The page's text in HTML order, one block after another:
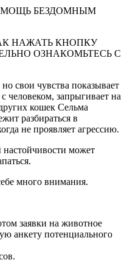
БЕЗДОМНЫМ
НАЖАТЬ КНОПКУ
ОЗНАКОМЬТЕСЬ С
свои чувства показывает
человеком, запрыгивает на
кошек Сельма
разбираться в
не проявляет агрессию.​
может
много внимания.
заявки на животное
анкету потенциального